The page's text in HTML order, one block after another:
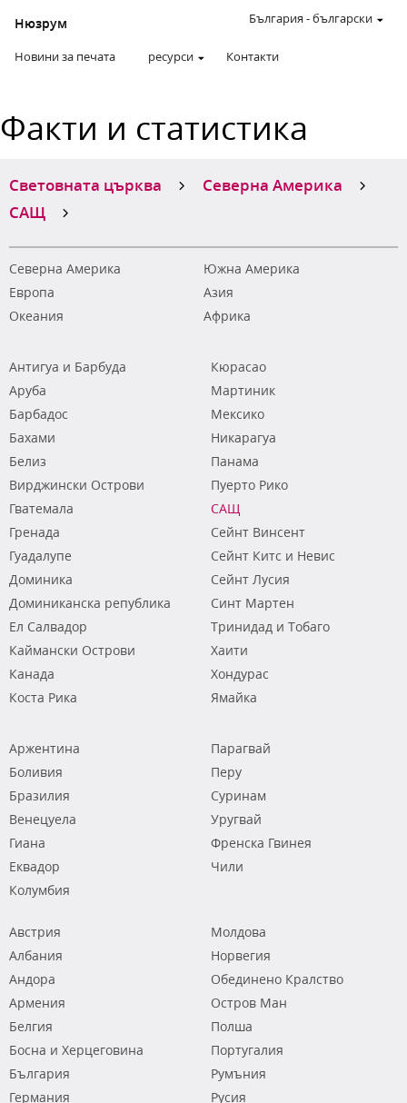
Нюзрум
Новини за печата ресурси Контакти
България -български
Факти и статистика
Световната църква
Северна Америка
САЩ
Северна Америка
Южна Америка
Европа
Азия
Океания
Африка
Антигуа и Барбуда
Аруба
Барбадос
Бахами
Белиз
Вирджински Острови
Гватемала
Гренада
Гуадалупе
Доминика
Доминиканска република
Ел Салвадор
Каймански Острови
Канада
Коста Рика
Кюрасао
Мартиник
Мексико
Никарагуа
Панама
Пуерто Рико
САЩ
Сейнт Винсент
Сейнт Китс и Невис
Сейнт Лусия
Синт Мартен
Тринидад и Тобаго
Хаити
Хондурас
Ямайка
Аржентина
Боливия
Бразилия
Венецуела
Гиана
Еквадор
Колумбия
Парагвай
Перу
Суринам
Уругвай
Френска Гвинея
Чили
Австрия
Албания
Андора
Армения
Белгия
Босна и Херцеговина
България
Германия
Молдова
Норвегия
Обединено Кралство
Остров Ман
Полша
Португалия
Румъния
Русия